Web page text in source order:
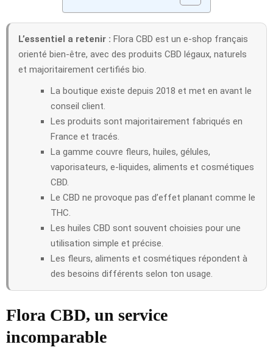
L’essentiel a retenir : Flora CBD est un e-shop français
orienté bien-être, avec des produits CBD légaux, naturels
et majoritairement certifiés bio.
La boutique existe depuis 2018 et met en avant le
conseil client.
Les produits sont majoritairement fabriqués en
France et tracés.
La gamme couvre fleurs, huiles, gélules,
vaporisateurs, e-liquides, aliments et cosmétiques
CBD.
Le CBD ne provoque pas d’effet planant comme le
THC.
Les huiles CBD sont souvent choisies pour une
utilisation simple et précise.
Les fleurs, aliments et cosmétiques répondent à
des besoins différents selon ton usage.
Flora CBD, un service
incomparable